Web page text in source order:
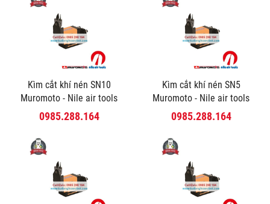
Kìm cắt khí nén SN10
Muromoto - Nile air tools
0985.288.164
Kìm cắt khí nén SN5
Muromoto - Nile air tools
0985.288.164